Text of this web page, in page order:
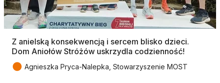
Z anielską konsekwencją i sercem blisko dzieci.
Dom Aniołów Stróżów uskrzydla codzienność!
● Agnieszka Pryca-Nalepka, Stowarzyszenie MOST